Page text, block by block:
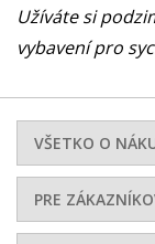
Užíváte si
vybavení pro
VŠETKO O
PRE